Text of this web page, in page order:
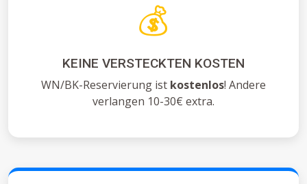
💰
KEINE VERSTECKTEN KOSTEN
WN/BK-Reservierung ist kostenlos! Andere
verlangen 10-30€ extra.